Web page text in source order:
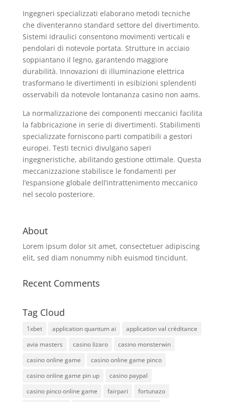
Ingegneri specializzati elaborano metodi tecniche
che diventeranno standard settore del divertimento.
Sistemi idraulici consentono movimenti verticali e
pendolari di notevole portata. Strutture in acciaio
soppiantano il legno, garantendo maggiore
durabilità. Innovazioni di illuminazione elettrica
trasformano le divertimenti in esibizioni splendenti
osservabili da notevole lontananza casino non aams.
La normalizzazione dei componenti meccanici facilita
la fabbricazione in serie di divertimenti. Stabilimenti
specializzate forniscono parti compatibili a gestori
europei. Testi tecnici divulgano saperi
ingegneristiche, abilitando gestione ottimale. Questa
meccanizzazione stabilisce le fondamenti per
l’espansione globale dell’intrattenimento meccanico
nel secolo posteriore.
About
Lorem ipsum dolor sit amet, consectetuer adipiscing
elit, sed diam nonummy nibh euismod tincidunt.
Recent Comments
Tag Cloud
1xbet application quantum ai
application val créditance
avia masters
casino lizaro
casino monsterwin
casino online game
casino online game pinco
casino online game pin up
casino paypal
casino pinco online game
fairpari
fortunazo